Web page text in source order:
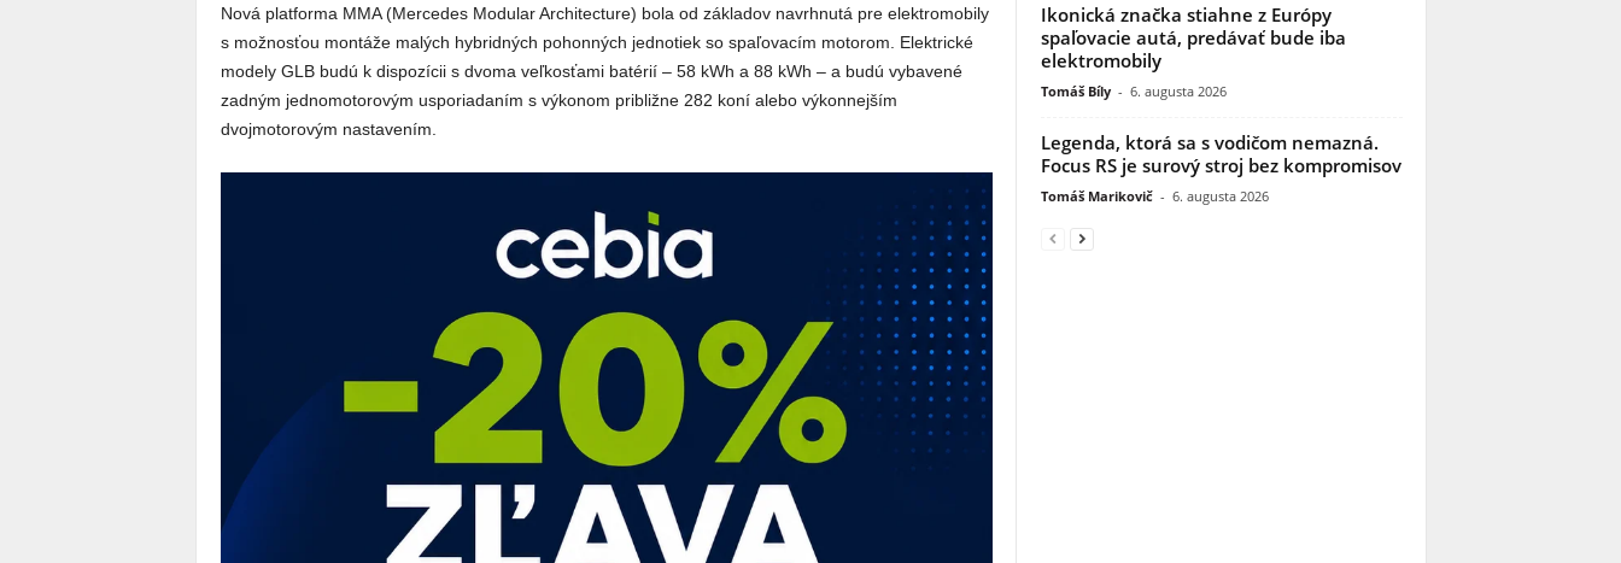
Nová platforma MMA (Mercedes Modular Architecture) bola od základov navrhnutá pre elektromobily
s možnosťou montáže malých hybridných pohonných jednotiek so spaľovacím motorom. Elektrické
modely GLB budú k dispozícii s dvoma veľkosťami batérií – 58 kWh a 88 kWh – a budú vybavené
zadným jednomotorovým usporiadaním s výkonom približne 282 koní alebo výkonnejším
dvojmotorovým nastavením.
Ikonická značka stiahne z Európy
spaľovacie autá, predávať bude iba
elektromobily
Tomáš Bíly - 6. augusta 2026
Legenda, ktorá sa s vodičom nemazná.
Focus RS je surový stroj bez kompromisov
Tomáš Marikovič - 6. augusta 2026